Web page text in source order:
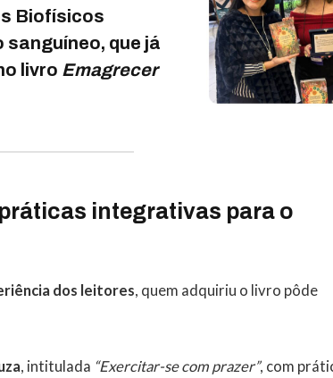
Biofísicos
sanguíneo, que já
livro Emagrecer
integrativas para o
dos leitores, quem adquiriu o livro pôde
, intitulada “Exercitar-se com prazer”, com